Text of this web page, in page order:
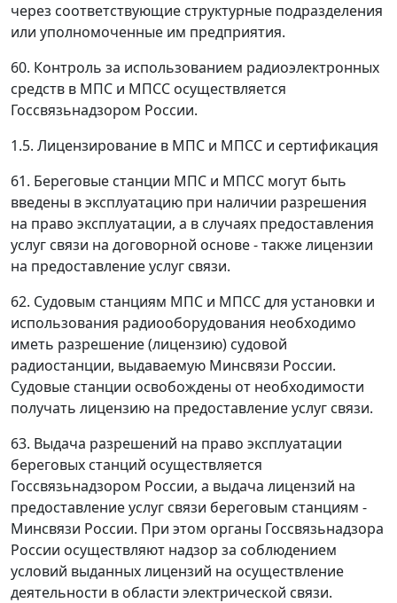
через соответствующие структурные подразделения
или уполномоченные им предприятия.
60. Контроль за использованием радиоэлектронных
средств в МПС и МПСС осуществляется
Госсвязьнадзором России.
1.5. Лицензирование в МПС и МПСС и сертификация
61. Береговые станции МПС и МПСС могут быть
введены в эксплуатацию при наличии разрешения
на право эксплуатации, а в случаях предоставления
услуг связи на договорной основе - также лицензии
на предоставление услуг связи.
62. Судовым станциям МПС и МПСС для установки и
использования радиооборудования необходимо
иметь разрешение (лицензию) судовой
радиостанции, выдаваемую Минсвязи России.
Судовые станции освобождены от необходимости
получать лицензию на предоставление услуг связи.
63. Выдача разрешений на право эксплуатации
береговых станций осуществляется
Госсвязьнадзором России, а выдача лицензий на
предоставление услуг связи береговым станциям -
Минсвязи России. При этом органы Госсвязьнадзора
России осуществляют надзор за соблюдением
условий выданных лицензий на осуществление
деятельности в области электрической связи.